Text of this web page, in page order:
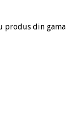
produs din gama